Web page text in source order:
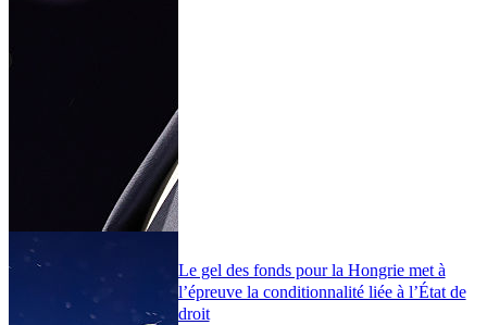
Le gel des fonds pour la Hongrie met à
l’épreuve la conditionnalité liée à l’État de
droit